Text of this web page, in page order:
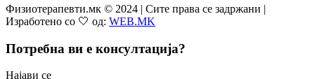
Физиотерапевти.мк © 2024 | Сите права се задржани |
Изработено со 🤍 од: WEB.MK
Потребна ви е консултација?
Најави се